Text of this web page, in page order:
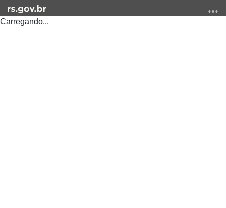
Carregando...